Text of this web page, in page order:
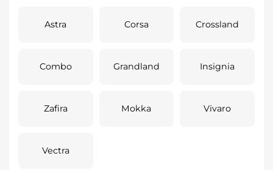
Astra Corsa Crossland
Combo Grandland Insignia
Zafira Mokka Vivaro
Vectra